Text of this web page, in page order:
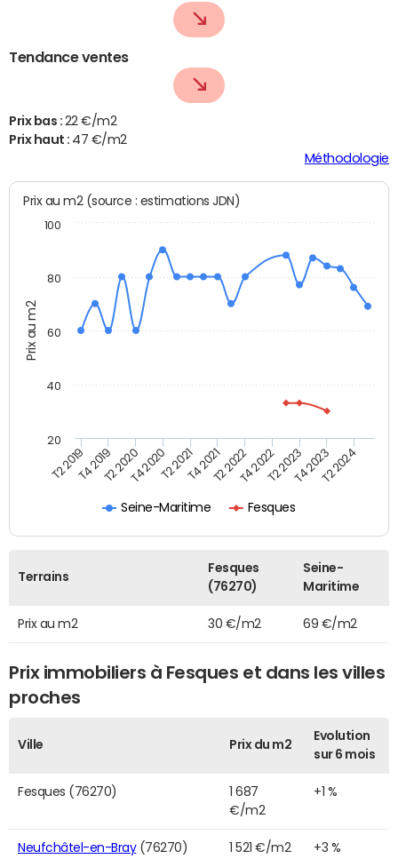
Tendance ventes
Prix bas : 22 €/m2
Prix haut : 47 €/m2
Méthodologie
Prix au m2
Prix au m2 (source : estimations JDN)
Seine-Maritime Fesques
T2 2019T4 2019T2 2020T4 2020T2 2021T4 2021T2 2022T4 2022T2 2023T4 2023T2 2024
20
40
60
80
100
Terrains
Fesques
(76270)
Seine-
Maritime
Prix au m2 30 €/m2 69 €/m2
Prix immobiliers à Fesques et dans les villes
proches
Ville Prix du m2
Evolution
sur 6 mois
Fesques (76270)
1 687
€/m2
+1 %
Neufchâtel-en-Bray(76270) 1 521 €/m2 +3 %